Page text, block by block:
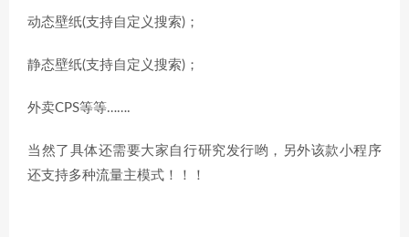
动态壁纸(支持自定义搜索)；
静态壁纸(支持自定义搜索)；
外卖CPS等等…….
当然了具体还需要大家自行研究发行哟，另外该款小程序
还支持多种流量主模式！！！